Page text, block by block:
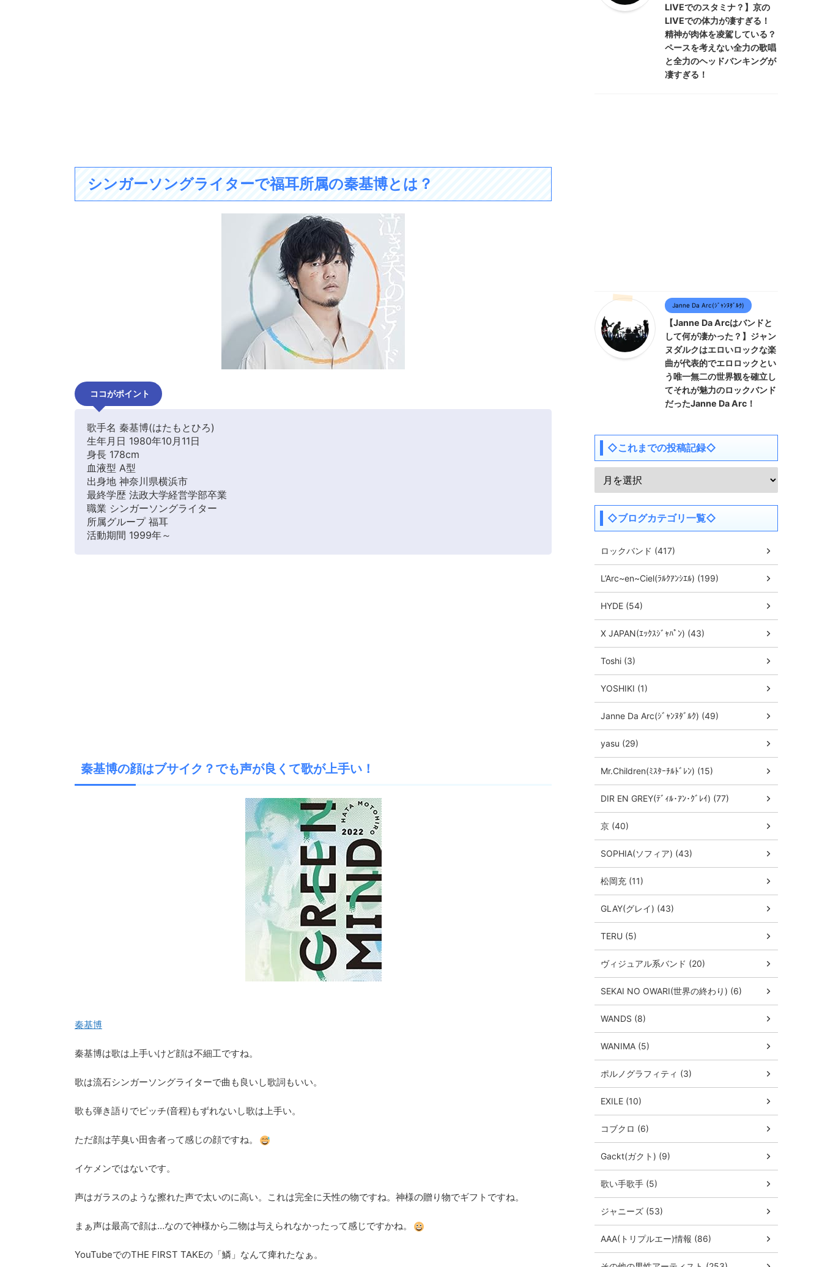
シンガーソングライターで福耳所属の秦基博とは？
ココがポイント
歌手名 秦基博(はたもとひろ)
生年月日 1980年10月11日
身長 178cm
血液型 A型
出身地 神奈川県横浜市
最終学歴 法政大学経営学部卒業
職業 シンガーソングライター
所属グループ 福耳
活動期間 1999年～
秦基博の顔はブサイク？でも声が良くて歌が上手い！
秦基博
秦基博は歌は上手いけど顔は不細工ですね。
歌は流石シンガーソングライターで曲も良いし歌詞もいい。
歌も弾き語りでピッチ(音程)もずれないし歌は上手い。
ただ顔は芋臭い田舎者って感じの顔ですね。
イケメンではないです。
声はガラスのような擦れた声で太いのに高い。これは完全に天性の物ですね。神様の贈り物でギフトですね。
まぁ声は最高で顔は…なので神様から二物は与えられなかったって感じですかね。
YouTubeでのTHE FIRST TAKEの「鱗」なんて痺れたなぁ。
LIVEでのスタミナ？】京の
LIVEでの体力が凄すぎる！
精神が肉体を凌駕している？
ペースを考えない全力の歌唱
と全力のヘッドバンキングが
凄すぎる！
Janne Da Arc(ｼﾞｬﾝﾇﾀﾞﾙｸ)
【Janne Da Arcはバンドと
して何が凄かった？】ジャン
ヌダルクはエロいロックな楽
曲が代表的でエロロックとい
う唯一無二の世界観を確立し
てそれが魅力のロックバンド
だったJanne Da Arc！
◇これまでの投稿記録◇
◇ブログカテゴリ一覧◇
ロックバンド (417)
L’Arc~en~Ciel(ﾗﾙｸｱﾝｼｴﾙ) (199)
HYDE (54)
X JAPAN(ｴｯｸｽｼﾞｬﾊﾟﾝ) (43)
Toshi (3)
YOSHIKI (1)
Janne Da Arc(ｼﾞｬﾝﾇﾀﾞﾙｸ) (49)
yasu (29)
Mr.Children(ﾐｽﾀｰﾁﾙﾄﾞﾚﾝ) (15)
DIR EN GREY(ﾃﾞｨﾙ･ｱﾝ･ｸﾞﾚｲ) (77)
京 (40)
SOPHIA(ソフィア) (43)
松岡充 (11)
GLAY(グレイ) (43)
TERU (5)
ヴィジュアル系バンド (20)
SEKAI NO OWARI(世界の終わり) (6)
WANDS (8)
WANIMA (5)
ポルノグラフィティ (3)
EXILE (10)
コブクロ (6)
Gackt(ガクト) (9)
歌い手歌手 (5)
ジャニーズ (53)
AAA(トリプルエー)情報 (86)